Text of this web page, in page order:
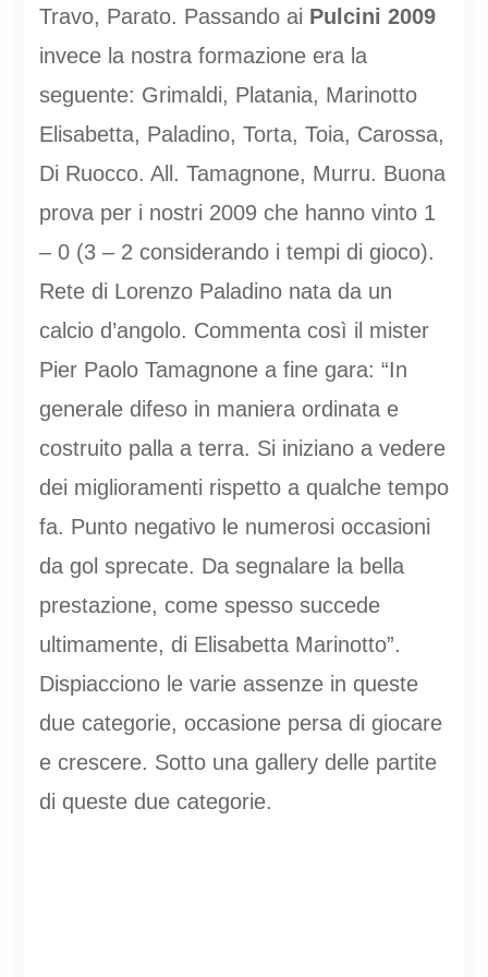
Travo, Parato. Passando ai Pulcini 2009
invece la nostra formazione era la
seguente: Grimaldi, Platania, Marinotto
Elisabetta, Paladino, Torta, Toia, Carossa,
Di Ruocco. All. Tamagnone, Murru. Buona
prova per i nostri 2009 che hanno vinto 1
– 0 (3 – 2 considerando i tempi di gioco).
Rete di Lorenzo Paladino nata da un
calcio d’angolo. Commenta così il mister
Pier Paolo Tamagnone a fine gara: “In
generale difeso in maniera ordinata e
costruito palla a terra. Si iniziano a vedere
dei miglioramenti rispetto a qualche tempo
fa. Punto negativo le numerosi occasioni
da gol sprecate. Da segnalare la bella
prestazione, come spesso succede
ultimamente, di Elisabetta Marinotto”.
Dispiacciono le varie assenze in queste
due categorie, occasione persa di giocare
e crescere. Sotto una gallery delle partite
di queste due categorie.